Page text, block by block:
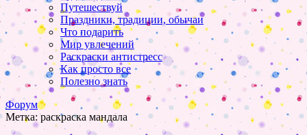
Путешествуй
Праздники, традиции, обычаи
Что подарить
Мир увлечений
Раскраски антистресс
Как просто все
Полезно знать
Форум
Метка:раскраска мандала